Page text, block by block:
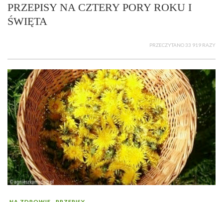
PRZEPISY NA CZTERY PORY ROKU I
ŚWIĘTA
PRZECZYTANO 33 919 RAZY